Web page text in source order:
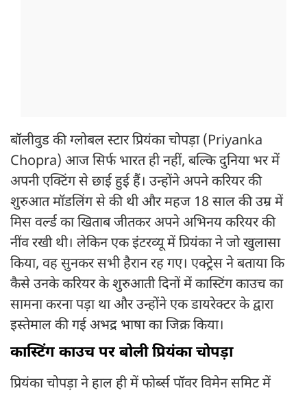
बॉलीवुड की ग्लोबल स्टार प्रियंका चोपड़ा (Priyanka
Chopra) आज सिर्फ भारत ही नहीं, बल्कि दुनिया भर में
अपनी एक्टिंग से छाई हुई हैं। उन्होंने अपने करियर की
शुरुआत मॉडलिंग से की थी और महज 18 साल की उम्र में
मिस वर्ल्ड का खिताब जीतकर अपने अभिनय करियर की
नींव रखी थी। लेकिन एक इंटरव्यू में प्रियंका ने जो खुलासा
किया, वह सुनकर सभी हैरान रह गए। एक्ट्रेस ने बताया कि
कैसे उनके करियर के शुरुआती दिनों में कास्टिंग काउच का
सामना करना पड़ा था और उन्होंने एक डायरेक्टर के द्वारा
इस्तेमाल की गई अभद्र भाषा का जिक्र किया।
कास्टिंग काउच पर बोली प्रियंका चोपड़ा
प्रियंका चोपड़ा ने हाल ही में फोर्ब्स पॉवर विमेन समिट में